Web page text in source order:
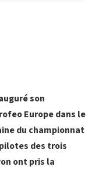
son
Europe dans le
du championnat
pilotes des trois
ont pris la